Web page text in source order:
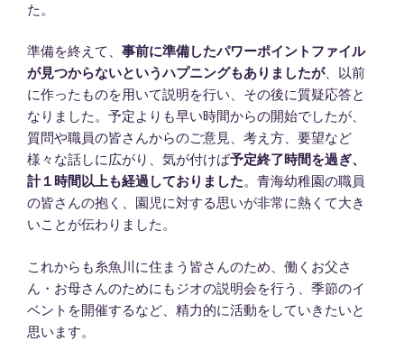
た。
準備を終えて、 事前に準備したパワーポイントファイル
が見つからないというハプニングもありましたが、以前
に作ったものを用いて説明を行い、その後に質疑応答と
なりました。予定よりも早い時間からの開始でしたが、
質問や職員の皆さんからのご意見、考え方、要望など
様々な話しに広がり、気が付けば予定終了時間を過ぎ、
計１時間以上も経過しておりました。青海幼稚園の職員
の皆さんの抱く、園児に対する思いが非常に熱くて大き
いことが伝わりました。
これからも糸魚川に住まう皆さんのため、働くお父さ
ん・お母さんのためにもジオの説明会を行う、季節のイ
ベントを開催するなど、精力的に活動をしていきたいと
思います。